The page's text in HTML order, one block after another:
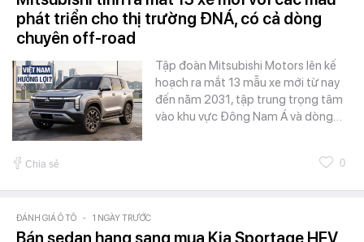
phát triển cho thị trường ĐNÁ, có cả dòng
chuyên off-road
Tập đoàn Mitsubishi Motors lên kế
hoạch ra mắt 13 mẫu xe mới từ nay
đến năm 2031, tập trung trọng tâm
vào khu vực Đông Nam Á và dòng…
Chia sẻ 0
ĐÁNH GIÁ Ô TÔ - 1 NGÀY TRƯỚC
Bán sedan hạng sang mua Kia Sportage HEV,